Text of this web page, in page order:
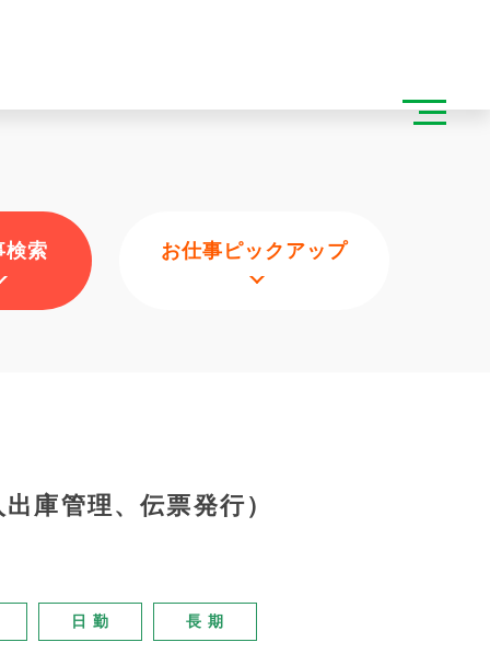
検索 お仕事ピックアップ
庫管理、伝票発行）
日 勤 長 期